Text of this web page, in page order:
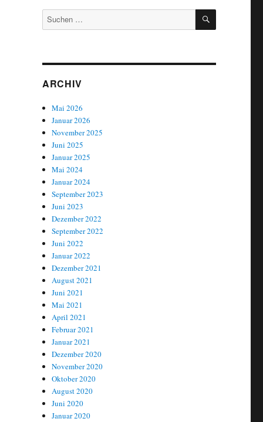
Suchen
nach:
SUCHEN
ARCHIV
Mai 2026
Januar 2026
November 2025
Juni 2025
Januar 2025
Mai 2024
Januar 2024
September 2023
Juni 2023
Dezember 2022
September 2022
Juni 2022
Januar 2022
Dezember 2021
August 2021
Juni 2021
Mai 2021
April 2021
Februar 2021
Januar 2021
Dezember 2020
November 2020
Oktober 2020
August 2020
Juni 2020
Januar 2020